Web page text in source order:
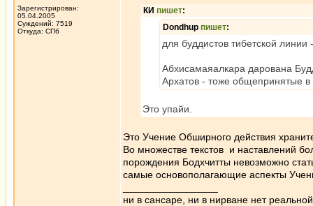
Зарегистрирован:
05.04.2005
Суждений: 7519
Откуда: СПб
КИ пишет:
Dondhup пишет:
для буддистов тибетской
Абхисамаяалкара дарована
Архатов - тоже общепринятые
Это упайи.
Это Учение Обширного действия
Во множестве текстов и наставлений
порождения Бодхчитты невозможно
самые основополагающие аспекты
ни в сансаре, ни в нирване нет